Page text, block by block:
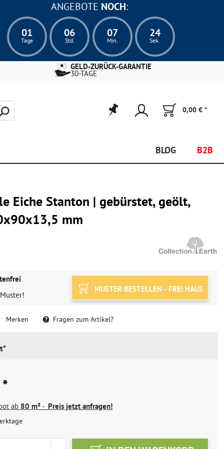
ANGEBOTE NOCH:
01
Tage
06
Std.
07
Min.
22
Sek.
GELD-ZURÜCK-GARANTIE
30-TAGE
0,00 € *
BLOG B2B
Eiche Stanton | gebürstet, geölt,
mm
MUSTER BESTELLEN - FREI HAUS
Merken Fragen zum Artikel?
ab 80 m²- Preis jetzt anfragen!